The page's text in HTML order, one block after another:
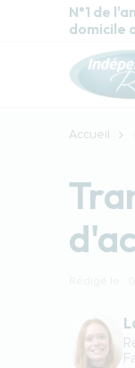
Aller au contenu
N°1 de
domicile
Accueil